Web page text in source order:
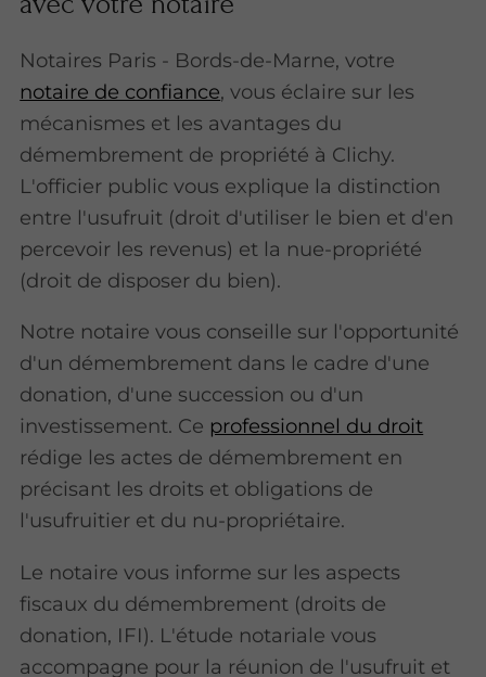
Notaires Paris - Bords-de-Marne, votre
notaire de confiance, vous éclaire sur les
mécanismes et les avantages du
démembrement de propriété à Clichy.
L'officier public vous explique la distinction
entre l'usufruit (droit d'utiliser le bien et d'en
percevoir les revenus) et la nue-propriété
(droit de disposer du bien).
Notre notaire vous conseille sur l'opportunité
d'un démembrement dans le cadre d'une
donation, d'une succession ou d'un
investissement. Ce professionnel du droit
rédige les actes de démembrement en
précisant les droits et obligations de
l'usufruitier et du nu-propriétaire.
Le notaire vous informe sur les aspects
fiscaux du démembrement (droits de
donation, IFI). L'étude notariale vous
accompagne pour la réunion de l'usufruit et